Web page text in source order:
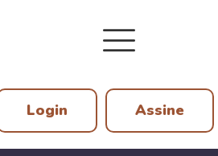
Login Assine